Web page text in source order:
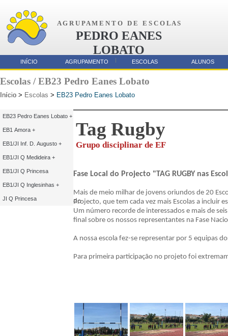
A G R U P A M E N T O D E E S C O L A S
PEDRO EANES
LOBATO
AMORA
Escolas / EB23 Pedro Eanes Lobato
Início
Início > Escolas > EB23 Pedro Eanes Lobato
Fase Local do Projecto "TAG RUGBY nas
Mais de meio milhar de jovens oriundos de 20
do
Projecto, que tem cada vez mais Escolas a incluir
Um número recorde de interessados e mais de
final sobre os nossos representantes na Fase
A nossa escola fez-se representar por 5 equipas
Para primeira participação no projeto foi
Tag Rugby
Grupo disciplinar de EF
EB23 Pedro Eanes Lobato +
EB1 Amora +
EB1/JI Inf. D. Augusto +
EB1/JI Q Medideira +
EB1/JI Q Princesa
EB1/JI Q Inglesinhas +
JI Q Princesa
Parcerias
INÍCIO AGRUPAMENTO ESCOLAS ALUNOS